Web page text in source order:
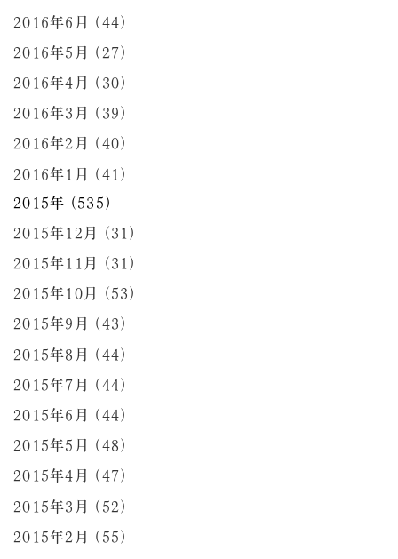
2016年6月 (44)
2016年5月 (27)
2016年4月 (30)
2016年3月 (39)
2016年2月 (40)
2016年1月 (41)
2015年 (535)
2015年12月 (31)
2015年11月 (31)
2015年10月 (53)
2015年9月 (43)
2015年8月 (44)
2015年7月 (44)
2015年6月 (44)
2015年5月 (48)
2015年4月 (47)
2015年3月 (52)
2015年2月 (55)